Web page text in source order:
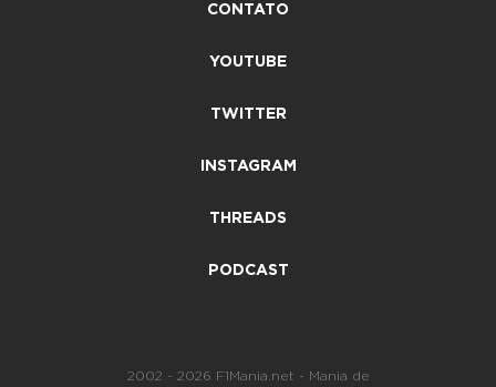
CONTATO
YOUTUBE
TWITTER
INSTAGRAM
THREADS
PODCAST
2002 - 2026 F1Mania.net - Mania de